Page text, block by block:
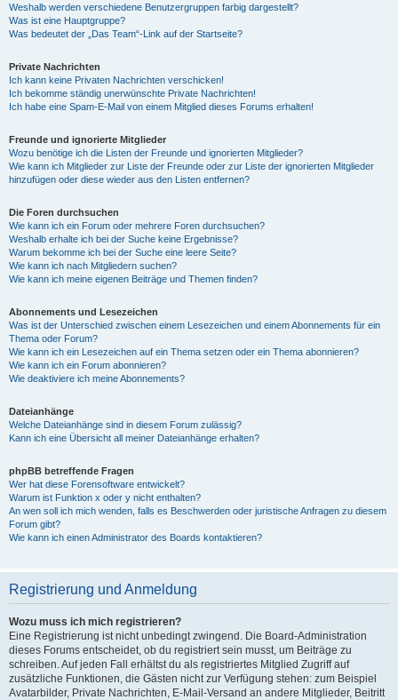
Weshalb werden verschiedene Benutzergruppen farbig dargestellt?
Was ist eine Hauptgruppe?
Was bedeutet der „Das Team“-Link auf der Startseite?
Private Nachrichten
Ich kann keine Privaten Nachrichten verschicken!
Ich bekomme ständig unerwünschte Private Nachrichten!
Ich habe eine Spam-E-Mail von einem Mitglied dieses Forums erhalten!
Freunde und ignorierte Mitglieder
Wozu benötige ich die Listen der Freunde und ignorierten Mitglieder?
Wie kann ich Mitglieder zur Liste der Freunde oder zur Liste der ignorierten Mitglieder
hinzufügen oder diese wieder aus den Listen entfernen?
Die Foren durchsuchen
Wie kann ich ein Forum oder mehrere Foren durchsuchen?
Weshalb erhalte ich bei der Suche keine Ergebnisse?
Warum bekomme ich bei der Suche eine leere Seite?
Wie kann ich nach Mitgliedern suchen?
Wie kann ich meine eigenen Beiträge und Themen finden?
Abonnements und Lesezeichen
Was ist der Unterschied zwischen einem Lesezeichen und einem Abonnements für ein
Thema oder Forum?
Wie kann ich ein Lesezeichen auf ein Thema setzen oder ein Thema abonnieren?
Wie kann ich ein Forum abonnieren?
Wie deaktiviere ich meine Abonnements?
Dateianhänge
Welche Dateianhänge sind in diesem Forum zulässig?
Kann ich eine Übersicht all meiner Dateianhänge erhalten?
phpBB betreffende Fragen
Wer hat diese Forensoftware entwickelt?
Warum ist Funktion x oder y nicht enthalten?
An wen soll ich mich wenden, falls es Beschwerden oder juristische Anfragen zu diesem
Forum gibt?
Wie kann ich einen Administrator des Boards kontaktieren?
Registrierung und Anmeldung
Wozu muss ich mich registrieren?
Eine Registrierung ist nicht unbedingt zwingend. Die Board-Administration
dieses Forums entscheidet, ob du registriert sein musst, um Beiträge zu
schreiben. Auf jeden Fall erhältst du als registriertes Mitglied Zugriff auf
zusätzliche Funktionen, die Gästen nicht zur Verfügung stehen: zum Beispiel
Avatarbilder, Private Nachrichten, E-Mail-Versand an andere Mitglieder, Beitritt